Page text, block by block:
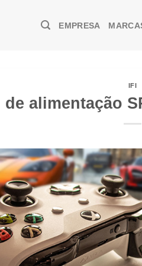
EMPRESA
IFI
alimentação